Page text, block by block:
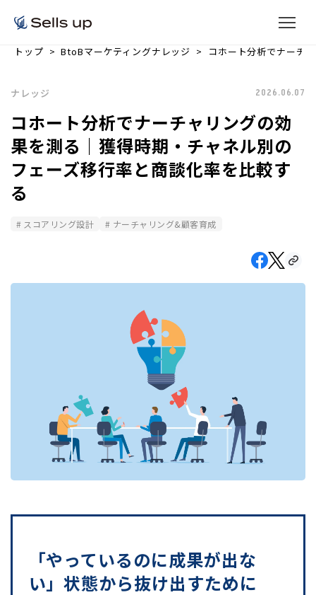
トップ BtoBマーケティングナレッジ コホート分析でナーチ
ナレッジ 2026.06.07
コホート分析でナーチャリングの効
果を測る｜獲得時期・チャネル別の
フェーズ移行率と商談化率を比較す
る
スコアリング設計 ナーチャリング&顧客育成
「やっているのに成果が出な
い」状態から抜け出すために